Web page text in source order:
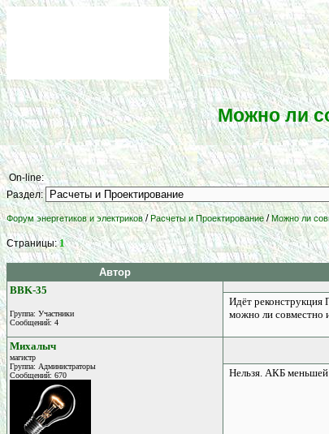
Можно ли
On-line:
Раздел:
Форум энергетиков и электриков/Расчеты и Проектирование/Можно ли
Страницы:1
Автор
BBK-35
Группа: Участники
Сообщений: 4
Идёт реконструкция
можно ли совместно
Михалыч
магистр
Группа: Администраторы
Сообщений: 670
Нельзя. АКБ меньшей